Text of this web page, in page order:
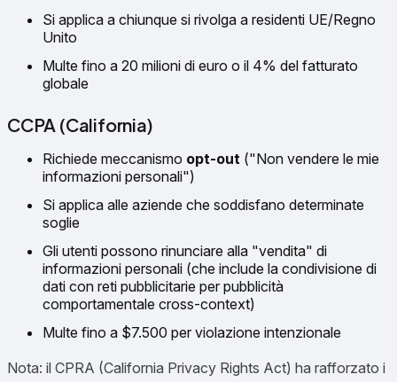
Si applica a chiunque si rivolga a residenti UE/Regno
Unito
Multe fino a 20 milioni di euro o il 4% del fatturato
globale
CCPA (California)
Richiede meccanismo opt-out ("Non vendere le mie
informazioni personali")
Si applica alle aziende che soddisfano determinate
soglie
Gli utenti possono rinunciare alla "vendita" di
informazioni personali (che include la condivisione di
dati con reti pubblicitarie per pubblicità
comportamentale cross-context)
Multe fino a $7.500 per violazione intenzionale
Nota: il CPRA (California Privacy Rights Act) ha rafforzato i